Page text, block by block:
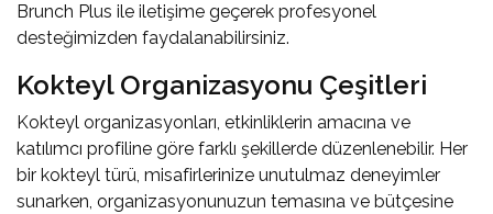
Brunch Plus ile iletişime geçerek profesyonel
desteğimizden faydalanabilirsiniz.
Kokteyl Organizasyonu Çeşitleri
Kokteyl organizasyonları, etkinliklerin amacına ve
katılımcı profiline göre farklı şekillerde düzenlenebilir. Her
bir kokteyl türü, misafirlerinize unutulmaz deneyimler
sunarken, organizasyonunuzun temasına ve bütçesine